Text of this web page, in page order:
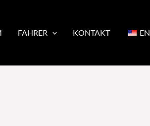
FAHRER KONTAKT EN